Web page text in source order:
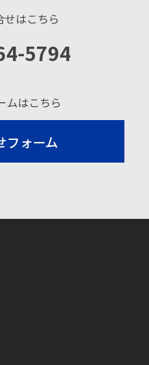
せはこちら
5794
ムはこちら
フォーム